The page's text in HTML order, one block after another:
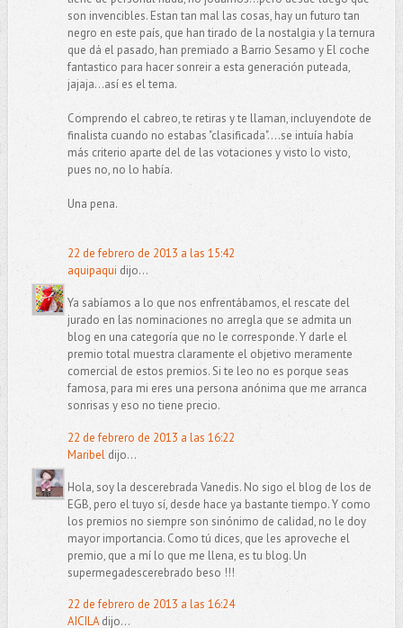
son invencibles. Estan tan mal las cosas, hay un futuro tan
negro en este país, que han tirado de la nostalgia y la ternura
que dá el pasado, han premiado a Barrio Sesamo y El coche
fantastico para hacer sonreir a esta generación puteada,
jajaja...así es el tema.
Comprendo el cabreo, te retiras y te llaman, incluyendote de
finalista cuando no estabas "clasificada"....se intuía había
más criterio aparte del de las votaciones y visto lo visto,
pues no, no lo había.
Una pena.
22 de febrero de 2013 a las 15:42
aquipaqui dijo...
Ya sabíamos a lo que nos enfrentábamos, el rescate del
jurado en las nominaciones no arregla que se admita un
blog en una categoría que no le corresponde. Y darle el
premio total muestra claramente el objetivo meramente
comercial de estos premios. Si te leo no es porque seas
famosa, para mi eres una persona anónima que me arranca
sonrisas y eso no tiene precio.
22 de febrero de 2013 a las 16:22
Maribeldijo...
Hola, soy la descerebrada Vanedis. No sigo el blog de los de
EGB, pero el tuyo sí, desde hace ya bastante tiempo. Y como
los premios no siempre son sinónimo de calidad, no le doy
mayor importancia. Como tú dices, que les aproveche el
premio, que a mí lo que me llena, es tu blog. Un
supermegadescerebrado beso !!!
22 de febrero de 2013 a las 16:24
AICILAdijo...